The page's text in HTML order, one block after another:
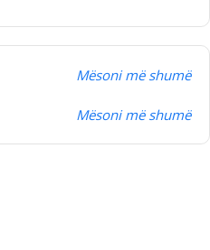
Mësoni më shumë
Mësoni më shumë